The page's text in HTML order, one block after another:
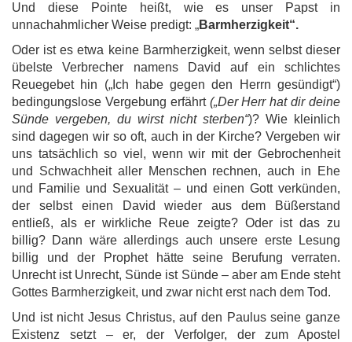
Und diese Pointe heißt, wie es unser Papst in
unnachahmlicher Weise predigt: „Barmherzigkeit“.
Oder ist es etwa keine Barmherzigkeit, wenn selbst dieser
übelste Verbrecher namens David auf ein schlichtes
Reuegebet hin („Ich habe gegen den Herrn gesündigt“)
bedingungslose Vergebung erfährt („Der Herr hat dir deine
Sünde vergeben, du wirst nicht sterben“)? Wie kleinlich
sind dagegen wir so oft, auch in der Kirche? Vergeben wir
uns tatsächlich so viel, wenn wir mit der Gebrochenheit
und Schwachheit aller Menschen rechnen, auch in Ehe
und Familie und Sexualität – und einen Gott verkünden,
der selbst einen David wieder aus dem Büßerstand
entließ, als er wirkliche Reue zeigte? Oder ist das zu
billig? Dann wäre allerdings auch unsere erste Lesung
billig und der Prophet hätte seine Berufung verraten.
Unrecht ist Unrecht, Sünde ist Sünde – aber am Ende steht
Gottes Barmherzigkeit, und zwar nicht erst nach dem Tod.
Und ist nicht Jesus Christus, auf den Paulus seine ganze
Existenz setzt – er, der Verfolger, der zum Apostel